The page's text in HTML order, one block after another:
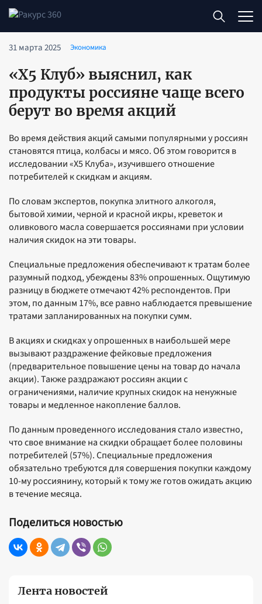
Лента новостей
31 марта 2025 Экономика
«X5 Клуб» выяснил, как
продукты россияне чаще всего
берут во время акций
Во время действия акций самыми популярными у россиян
становятся птица, колбасы и мясо. Об этом говорится в
исследовании «X5 Клуба», изучившего отношение
потребителей к скидкам и акциям.
По словам экспертов, покупка элитного алкоголя,
бытовой химии, черной и красной икры, креветок и
оливкового масла совершается россиянами при условии
наличия скидок на эти товары.
Специальные предложения обеспечивают к тратам более
разумный подход, убеждены 83% опрошенных. Ощутимую
разницу в бюджете отмечают 42% респондентов. При
этом, по данным 17%, все равно наблюдается превышение
тратами запланированных на покупки сумм.
В акциях и скидках у опрошенных в наибольшей мере
вызывают раздражение фейковые предложения
(предварительное повышение цены на товар до начала
акции). Также раздражают россиян акции с
ограничениями, наличие крупных скидок на ненужные
товары и медленное накопление баллов.
По данным проведенного исследования стало известно,
что свое внимание на скидки обращает более половины
потребителей (57%). Специальные предложения
обязательно требуются для совершения покупки каждому
10-му россиянину, который к тому же готов ожидать акцию
в течение месяца.
Поделиться новостью